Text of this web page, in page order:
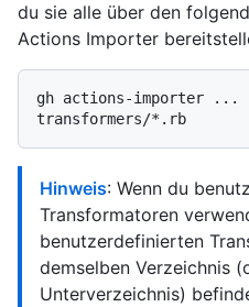
du sie alle über den
Actions Importer
gh actions-importer ...
Hinweis: Wenn du
Transformatoren
benutzerdefinierten
demselben Verzeichnis
Unterverzeichnis)